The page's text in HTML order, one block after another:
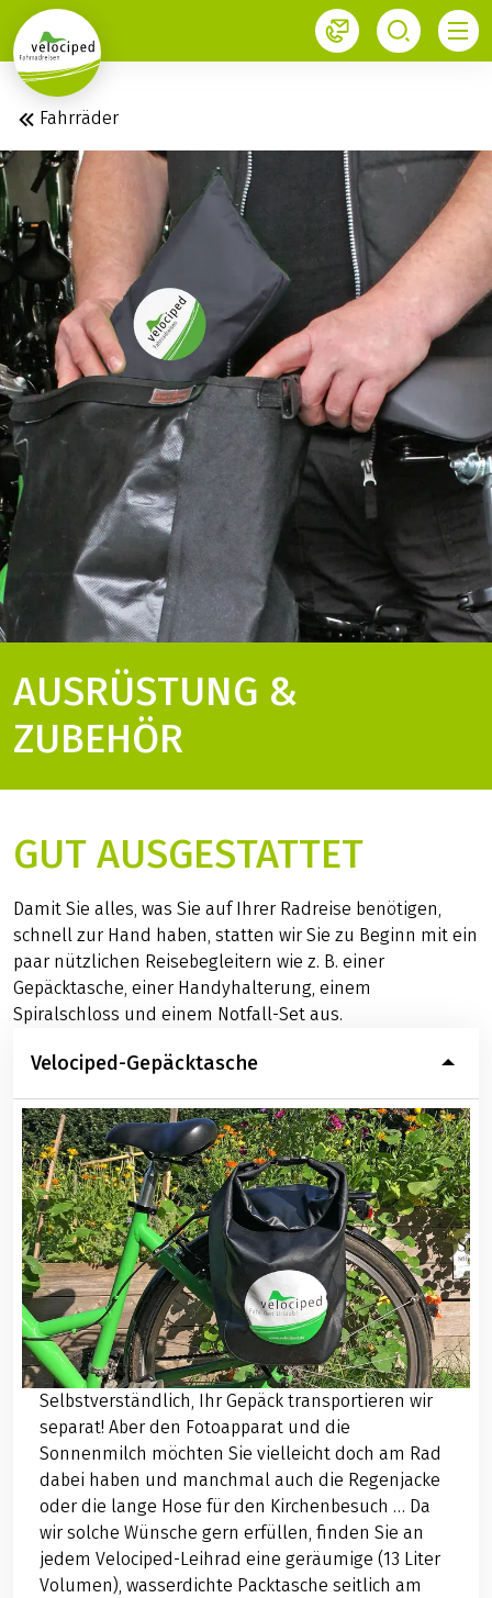
1
Fahrräder
AUSRÜSTUNG &
ZUBEHÖR
GUT AUSGESTATTET
Damit Sie alles, was Sie auf Ihrer Radreise benötigen,
schnell zur Hand haben, statten wir Sie zu Beginn mit ein
paar nützlichen Reisebegleitern wie z. B. einer
Gepäcktasche, einer Handyhalterung, einem
Spiralschloss und einem Notfall-Set aus.
Velociped-Gepäcktasche
Selbstverständlich, Ihr Gepäck transportieren wir
separat! Aber den Fotoapparat und die
Sonnenmilch möchten Sie vielleicht doch am Rad
dabei haben und manchmal auch die Regenjacke
oder die lange Hose für den Kirchenbesuch … Da
wir solche Wünsche gern erfüllen, finden Sie an
jedem Velociped-Leihrad eine geräumige (13 Liter
Volumen), wasserdichte Packtasche seitlich am